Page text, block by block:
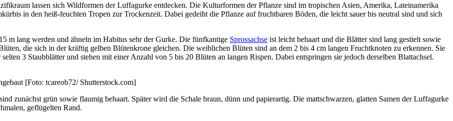
lassen sich Wildformen der Luffagurke entdecken. Die Kulturformen der Pflanze sind im tropischen Asien, Amerika, Lateinamerika
in den heiß-feuchten Tropen zur Trockenzeit. Dabei gedeiht die Pflanze auf fruchtbaren Böden, die leicht sauer bis neutral sind und sich
m lang werden und ähneln im Habitus sehr der Gurke. Die fünfkantige Sprossachse ist leicht behaart und die Blätter sind lang gestielt sowie
die sich in der kräftig gelben Blütenkrone gleichen. Die weiblichen Blüten sind an dem 2 bis 4 cm langen Fruchtknoten zu erkennen. Sie
3 Staubblätter und stehen mit einer Anzahl von 5 bis 20 Blüten an langen Rispen. Dabei entspringen sie jedoch derselben Blattachsel.
[Foto: tcareob72/ Shutterstock.com]
zunächst grün sowie flaumig behaart. Später wird die Schale braun, dünn und papierartig. Die mattschwarzen, glatten Samen der Luffagurke
geflügelten Rand.